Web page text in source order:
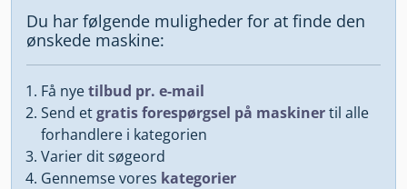
Du har følgende muligheder for at finde den
ønskede maskine:
Få nyetilbud pr. e-mail
Send etgratis forespørgsel på maskinertil alle
forhandlere i kategorien
Varier dit søgeord
Gennemse vores kategorier